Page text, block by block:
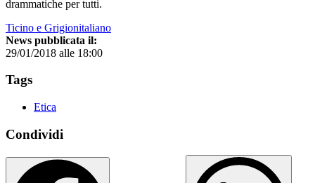
drammatiche per tutti.
Ticino e Grigionitaliano
News pubblicata il:
29/01/2018 alle 18:00
Tags
Etica
Condividi